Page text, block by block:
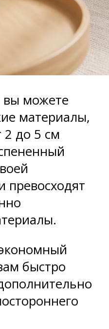
вы можете
материалы,
2 до 5 см
превосходят
быстро